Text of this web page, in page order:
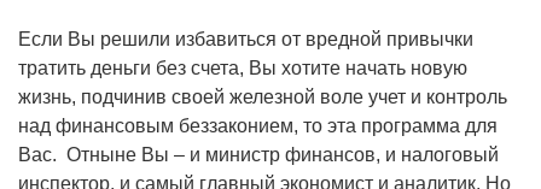
Если Вы решили избавиться от вредной привычки
тратить деньги без счета, Вы хотите начать новую
жизнь, подчинив своей железной воле учет и контроль
над финансовым беззаконием, то эта программа для
Вас. Отныне Вы – и министр финансов, и налоговый
инспектор, и самый главный экономист и аналитик. Но